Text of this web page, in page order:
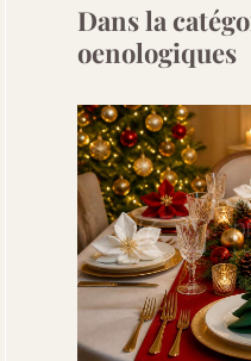
Dans la
oenologiques